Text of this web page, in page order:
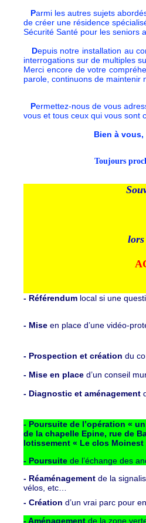
Parmi les autres sujets
de créer une résidence
Sécurité Santé pour les seniors
Depuis notre installation au
interrogations sur de multiples
Merci encore de votre
parole, continuons de maintenir
Permettez-nous de vous
vous et tous ceux qui vous sont
Bien à vous,
Toujours
lors
- Référendum local si une
- Mise en place d’une vidéo-
- Prospection et création du
- Mise en place d’un conseil
- Diagnostic et aménagement
- Poursuite de l’opération «
de la chapelle Epine, rue de
lotissement « Le clos Moinest
- Poursuite de l’échange des
- Réaménagement de la
vélos, etc…
- Création d’un vrai parc pour
- Aménagement de la zone